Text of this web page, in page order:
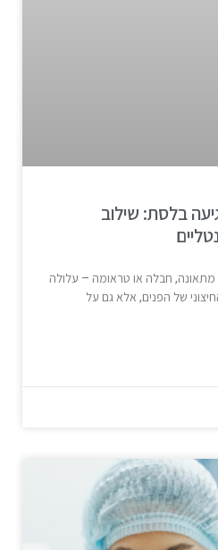
בלסת: שילוב
מתאונה, חבלה או טראומה – עלולה
של הפנים, אלא גם על